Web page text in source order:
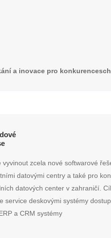
a inovace pro
zcela nové softwarové
datovými centry a také pro
datových center v zahraničí.
service deskovými systémy
a CRM systémy